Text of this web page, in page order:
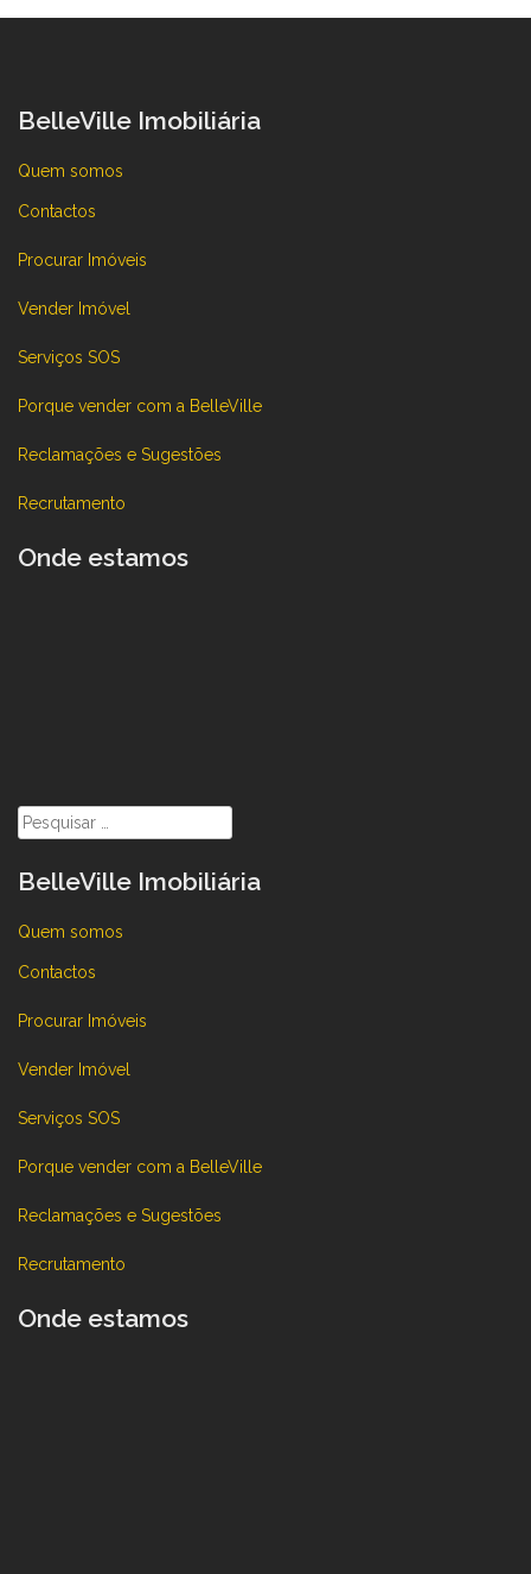
BelleVille Imobiliária
Quem somos
Contactos
Procurar Imóveis
Vender Imóvel
Serviços SOS
Porque vender com a BelleVille
Reclamações e Sugestões
Recrutamento
Onde estamos
Pesquisar
por:
BelleVille Imobiliária
Quem somos
Contactos
Procurar Imóveis
Vender Imóvel
Serviços SOS
Porque vender com a BelleVille
Reclamações e Sugestões
Recrutamento
Onde estamos